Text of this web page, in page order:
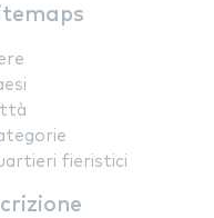
fieristici